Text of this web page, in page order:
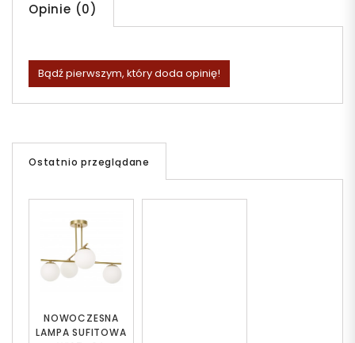
Opinie (0)
Bądź pierwszym, który doda opinię!
Ostatnio przeglądane
NOWOCZESNA
LAMPA SUFITOWA